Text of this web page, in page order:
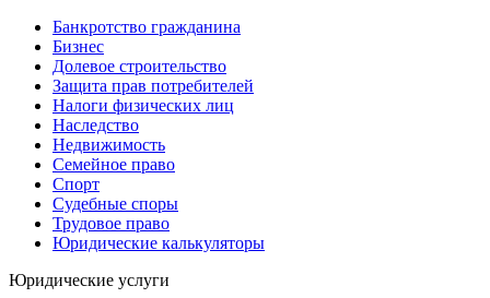
Банкротство гражданина
Бизнес
Долевое строительство
Защита прав потребителей
Налоги физических лиц
Наследство
Недвижимость
Семейное право
Спорт
Судебные споры
Трудовое право
Юридические калькуляторы
Юридические услуги